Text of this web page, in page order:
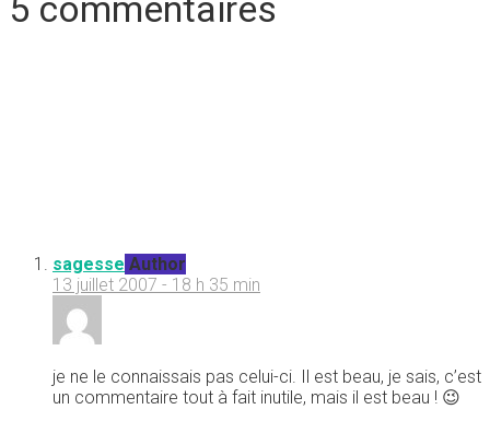
5 commentaires
sagesse Author
13 juillet 2007 - 18 h 35 min
je ne le connaissais pas celui-ci. Il est beau, je sais, c’est
un commentaire tout à fait inutile, mais il est beau ! 😉